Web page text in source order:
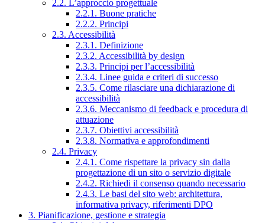
2.2. L’approccio progettuale
2.2.1. Buone pratiche
2.2.2. Principi
2.3. Accessibilità
2.3.1. Definizione
2.3.2. Accessibilità by design
2.3.3. Principi per l’accessibilità
2.3.4. Linee guida e criteri di successo
2.3.5. Come rilasciare una dichiarazione di
accessibilità
2.3.6. Meccanismo di feedback e procedura di
attuazione
2.3.7. Obiettivi accessibilità
2.3.8. Normativa e approfondimenti
2.4. Privacy
2.4.1. Come rispettare la privacy sin dalla
progettazione di un sito o servizio digitale
2.4.2. Richiedi il consenso quando necessario
2.4.3. Le basi del sito web: architettura,
informativa privacy, riferimenti DPO
3. Pianificazione, gestione e strategia